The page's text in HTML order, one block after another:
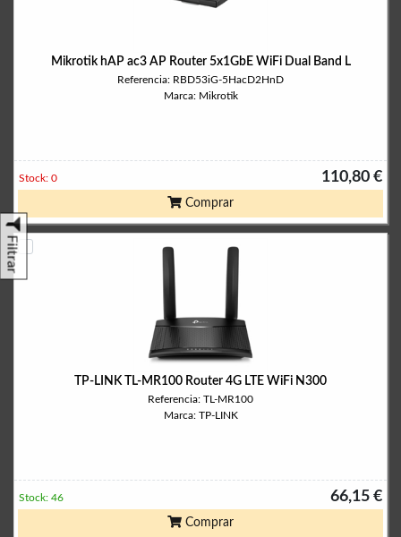
Filtrar
Mikrotik hAP ac3 AP Router 5x1GbE WiFi Dual Band L
Referencia: RBD53iG-5HacD2HnD
Marca: Mikrotik
110,80 €
Stock: 0
Comprar
TP-LINK TL-MR100 Router 4G LTE WiFi N300
Referencia: TL-MR100
Marca: TP-LINK
66,15 €
Stock: 46
Comprar